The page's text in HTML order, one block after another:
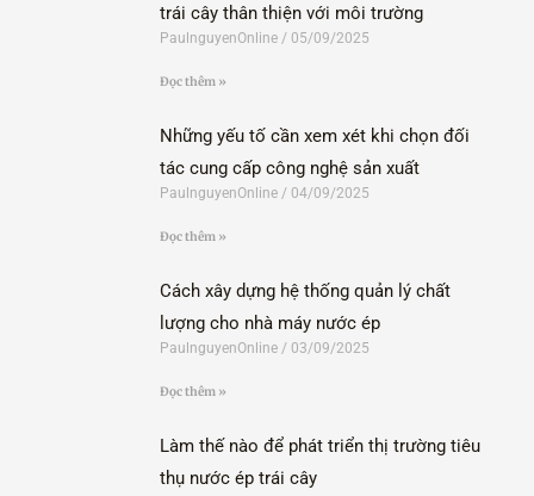
trái cây thân thiện với môi trường
PaulnguyenOnline 05/09/2025
Đọc thêm »
Những yếu tố cần xem xét khi chọn đối
tác cung cấp công nghệ sản xuất
PaulnguyenOnline 04/09/2025
Đọc thêm »
Cách xây dựng hệ thống quản lý chất
lượng cho nhà máy nước ép
PaulnguyenOnline 03/09/2025
Đọc thêm »
Làm thế nào để phát triển thị trường tiêu
thụ nước ép trái cây